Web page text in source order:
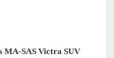
MA-SAS Victra SUV